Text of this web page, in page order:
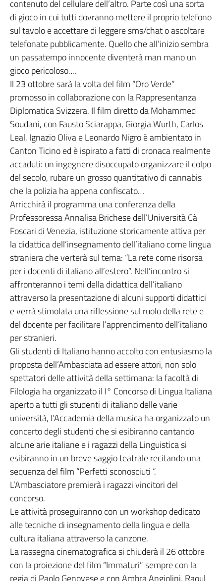
contenuto del cellulare dell’altro. Parte così una sorta
di gioco in cui tutti dovranno mettere il proprio telefono
sul tavolo e accettare di leggere sms/chat o ascoltare
telefonate pubblicamente. Quello che all’inizio sembra
un passatempo innocente diventerà man mano un
gioco pericoloso….
Il 23 ottobre sarà la volta del film “Oro Verde”
promosso in collaborazione con la Rappresentanza
Diplomatica Svizzera. Il film diretto da Mohammed
Soudani, con Fausto Sciarappa, Giorgia Wurth, Carlos
Leal, Ignazio Oliva e Leonardo Nigro è ambientato in
Canton Ticino ed è ispirato a fatti di cronaca realmente
accaduti: un ingegnere disoccupato organizzare il colpo
del secolo, rubare un grosso quantitativo di cannabis
che la polizia ha appena confiscato…
Arricchirà il programma una conferenza della
Professoressa Annalisa Brichese dell’Università Cà
Foscari di Venezia, istituzione storicamente attiva per
la didattica dell’insegnamento dell’italiano come lingua
straniera che verterà sul tema: “La rete come risorsa
per i docenti di italiano all’estero”. Nell’incontro si
affronteranno i temi della didattica dell’italiano
attraverso la presentazione di alcuni supporti didattici
e verrà stimolata una riflessione sul ruolo della rete e
del docente per facilitare l’apprendimento dell’italiano
per stranieri.
Gli studenti di Italiano hanno accolto con entusiasmo la
proposta dell’Ambasciata ad essere attori, non solo
spettatori delle attività della settimana: la facoltà di
Filologia ha organizzato il I° Concorso di Lingua Italiana
aperto a tutti gli studenti di italiano delle varie
università, l’Accademia della musica ha organizzato un
concerto degli studenti che si esibiranno cantando
alcune arie italiane e i ragazzi della Linguistica si
esibiranno in un breve saggio teatrale recitando una
sequenza del film “Perfetti sconosciuti “.
L’Ambasciatore premierà i ragazzi vincitori del
concorso.
Le attività proseguiranno con un workshop dedicato
alle tecniche di insegnamento della lingua e della
cultura italiana attraverso la canzone.
La rassegna cinematografica si chiuderà il 26 ottobre
con la proiezione del film “Immaturi” sempre con la
regia di Paolo Genovese e con Ambra Angiolini, Raoul